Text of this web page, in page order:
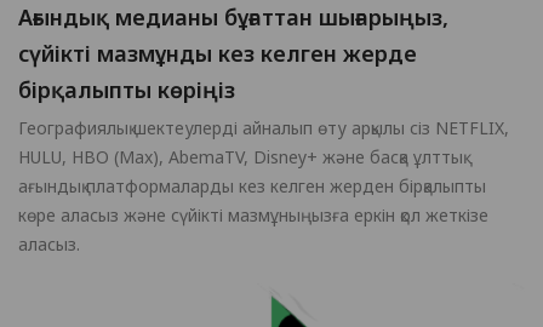
Ағындық медианы бұғаттан шығарыңыз,
сүйікті мазмұнды кез келген жерде
бірқалыпты көріңіз
Географиялық шектеулерді айналып өту арқылы сіз NETFLIX,
HULU, HBO (Max), AbemaTV, Disney+ және басқа ұлттық
ағындық платформаларды кез келген жерден бірқалыпты
көре аласыз және сүйікті мазмұныңызға еркін қол жеткізе
аласыз.